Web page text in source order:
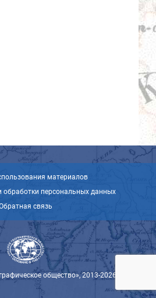
материалов
обработки персональных данных
связь
общество», 2013-2026